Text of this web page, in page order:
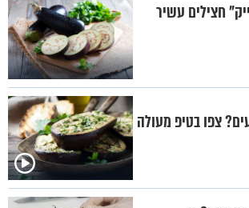
חצילים עשיר
צפו בטיפ מעולה